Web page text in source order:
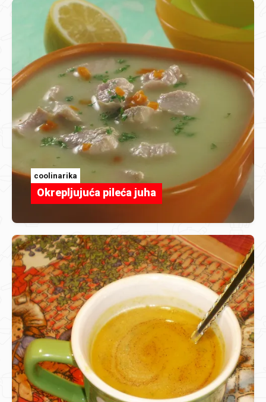
coolinarika
Okrepljujuća pileća juha